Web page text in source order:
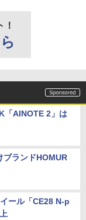
！
「AINOTE 2」は
ブランドHOMUR
ール「CE28 N-p